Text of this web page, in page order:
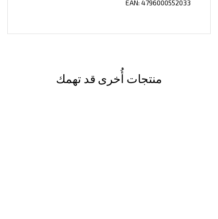
EAN: 4796000552033
منتجات أُخرى قد تهمك